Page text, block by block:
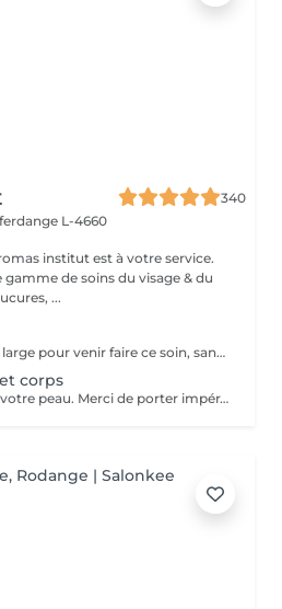
340
L-4660
institut est à votre service.
de soins du visage & du
...
Merci de porter une tenue large pour venir faire ce soin, sans quoi un risque de traces est possible.
corps
Ce soin donnera un hâle à votre peau. Merci de porter impérativement des vêtements amples et de faire un gommage à la maison ou en institut la veille. Les épilations le jour même ou la veille ne sont pas recommandées car cela peut laisser des marques sur le corps.